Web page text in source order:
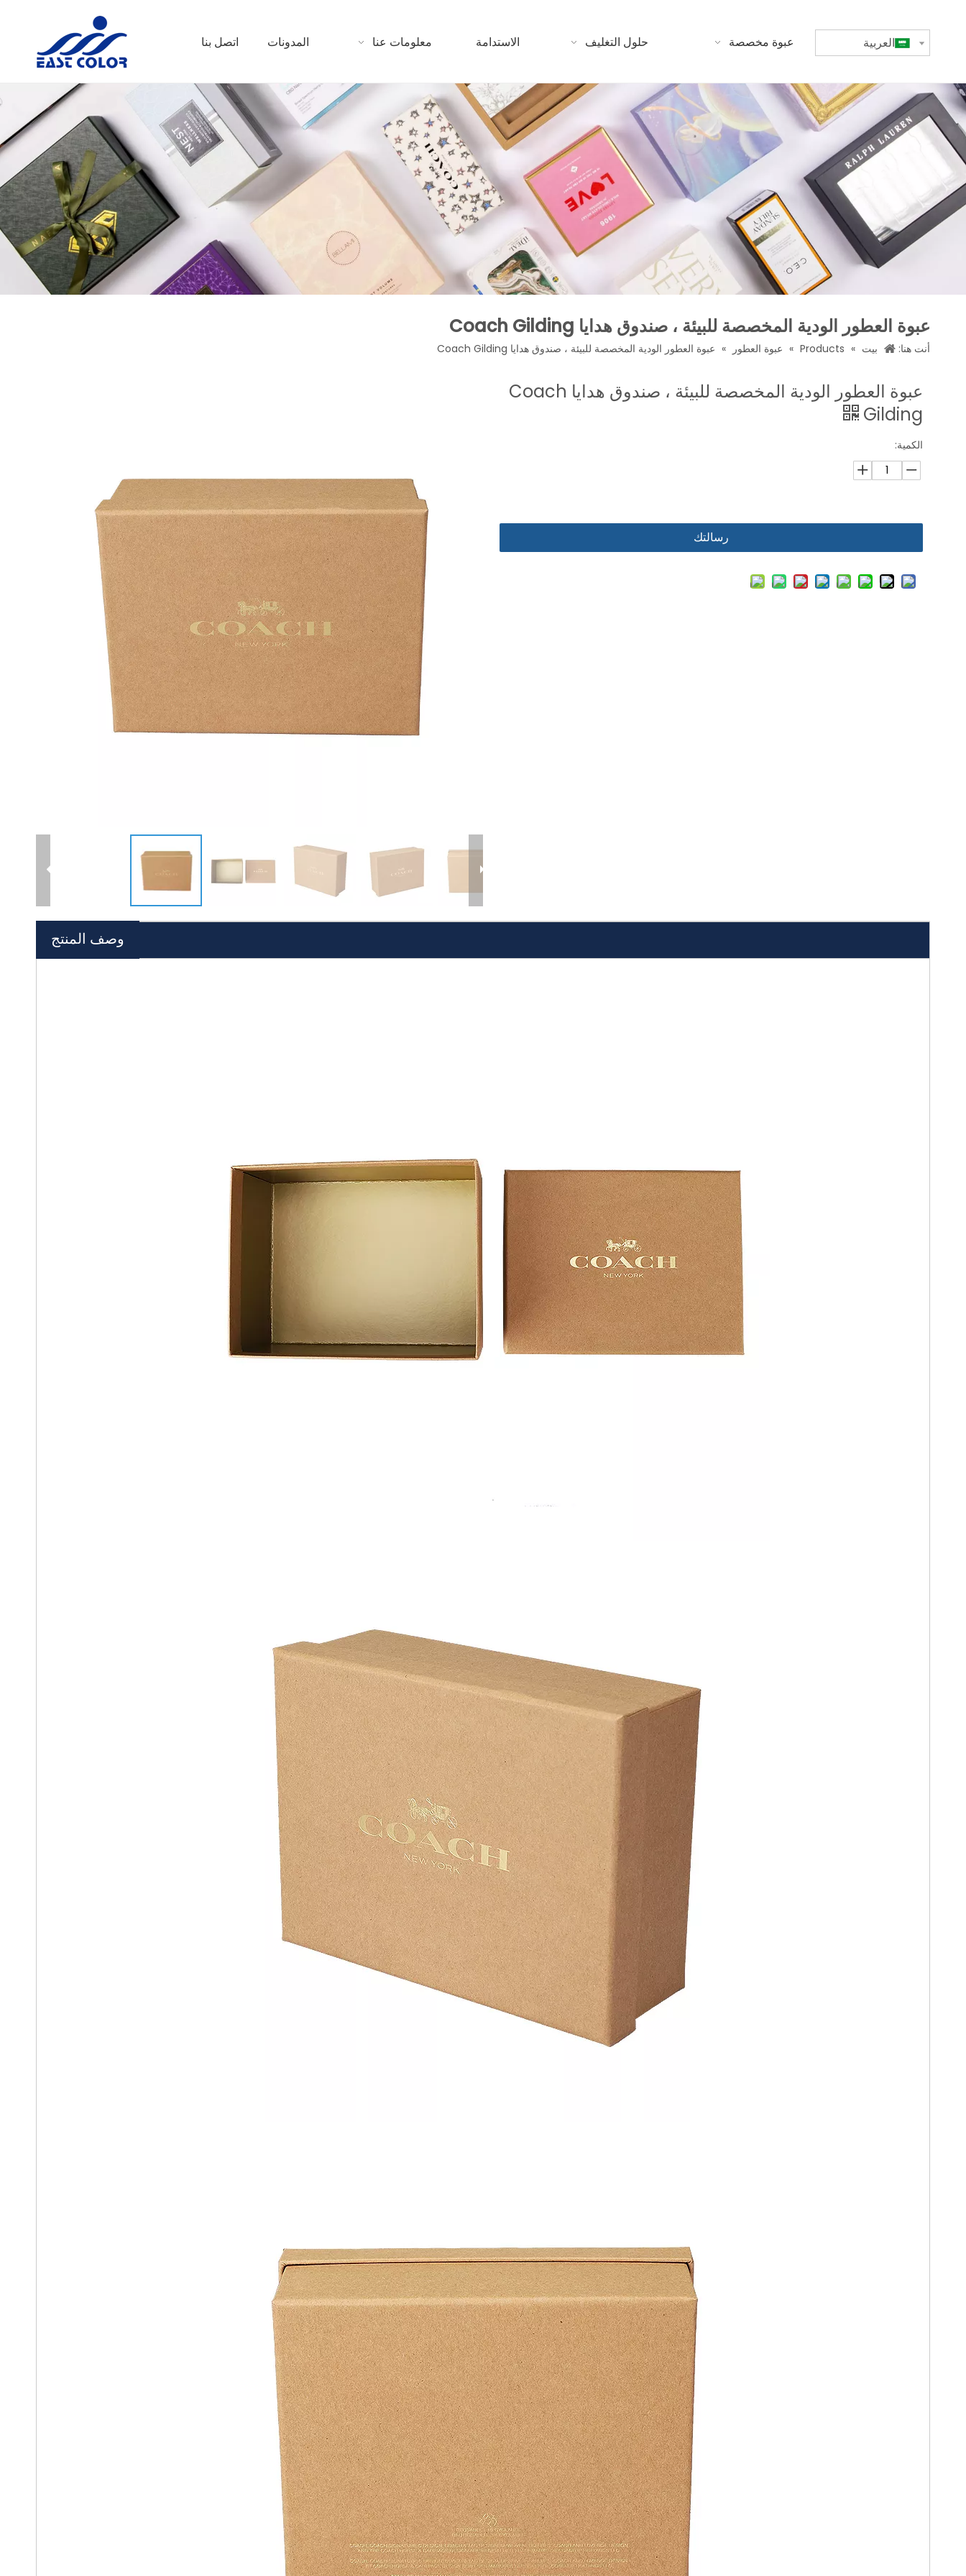
عبوة مخصصة حلول التغليف الاستدامة معلومات عنا المدونات اتصل بنا العربية
عبوة العطور الودية المخصصة للبيئة ، صندوق هدايا Coach Gilding
أنت هنا: بيت »
Products
» عبوة العطور » عبوة العطور الودية المخصصة للبيئة ، صندوق هدايا Coach Gilding
عبوة العطور الودية المخصصة للبيئة ، صندوق هدايا Coach
Gilding
الكمية:
رسالتك
وصف المنتج